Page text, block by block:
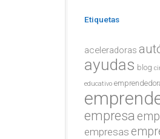
Etiquetas
aceleradoras
ayudas blog
educativo
empresa
empresas